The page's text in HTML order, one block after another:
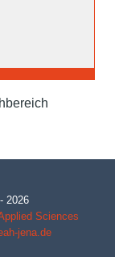
2026
Sciences
jena.de